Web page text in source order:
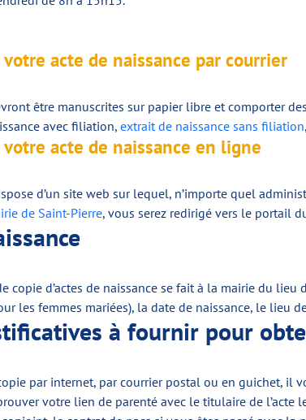
acte de naissance par courrier
être manuscrites sur papier libre et comporter
avec filiation, extrait de naissance sans filiation
acte de naissance en ligne
d’un site web sur lequel, n’importe quel
de Saint-Pierre, vous serez redirigé vers le portail
copie d’actes de naissance se fait à la mairie du
les femmes mariées), la date de naissance, le lieu
à fournir pour
par internet, par courrier postal ou en guichet,
votre lien de parenté avec le titulaire de l’acte